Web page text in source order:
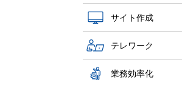
サイト作成
テレワーク
業務効率化